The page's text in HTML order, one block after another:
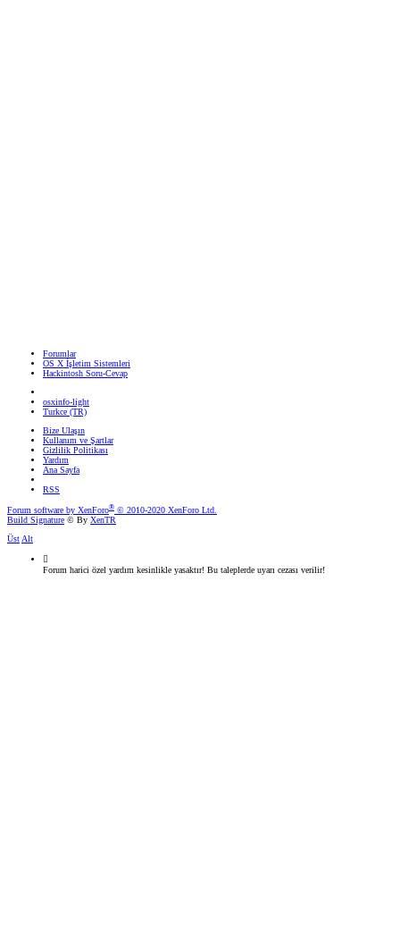
Forumlar
OS X İşletim Sistemleri
Hackintosh Soru-Cevap
osxinfo-light
Turkce (TR)
Bize Ulaşın
Kullanım ve Şartlar
Gizlilik Politikası
Yardım
Ana Sayfa
RSS
Forum software by XenForo® © 2010-2020 XenForo Ltd.
Build Signature © By XenTR
Üst Alt
Forum harici özel yardım kesinlikle yasaktır! Bu taleplerde uyarı cezası verilir!